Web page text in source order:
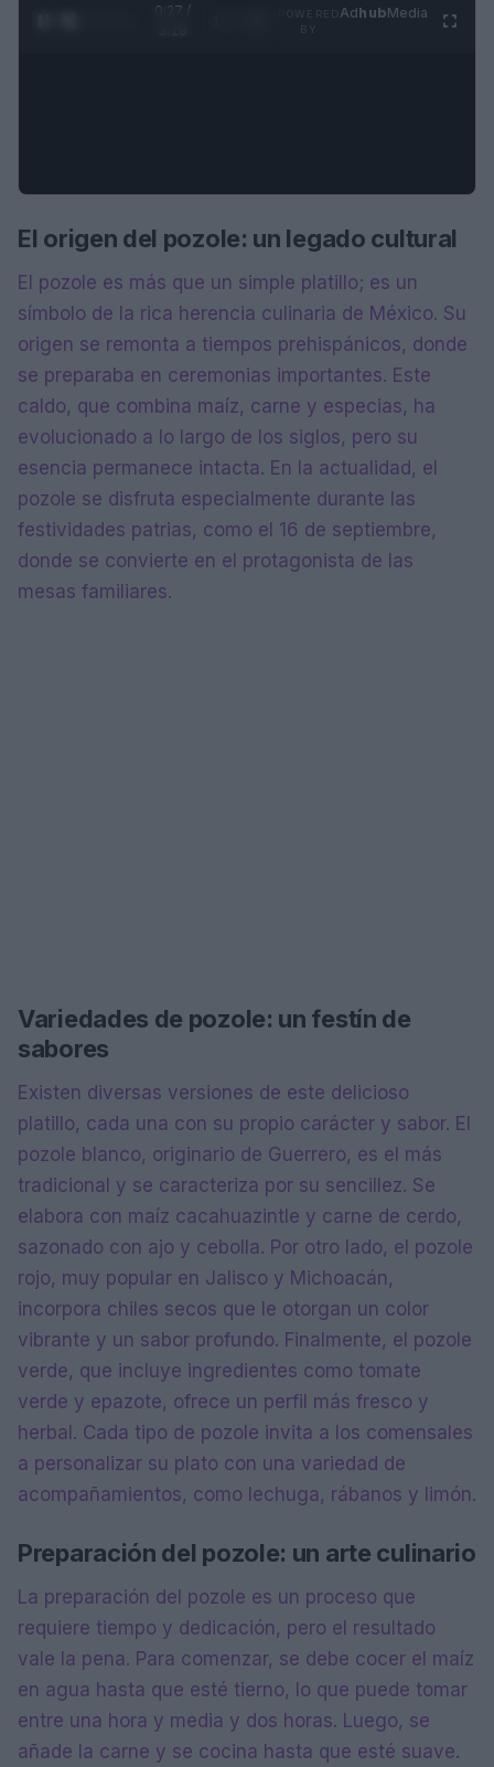
0:28 /
AdhubMedia
El origen del pozole: un legado cultural
El pozole es más que un simple platillo; es un
símbolo de la rica herencia culinaria de México. Su
origen se remonta a tiempos prehispánicos, donde
se preparaba en ceremonias importantes. Este
caldo, que combina maíz, carne y especias, ha
evolucionado a lo largo de los siglos, pero su
esencia permanece intacta. En la actualidad, el
pozole se disfruta especialmente durante las
festividades patrias, como el 16 de septiembre,
donde se convierte en el protagonista de las
mesas familiares.
Variedades de pozole: un festín de
sabores
Existen diversas versiones de este delicioso
platillo, cada una con su propio carácter y sabor. El
pozole blanco, originario de Guerrero, es el más
tradicional y se caracteriza por su sencillez. Se
elabora con maíz cacahuazintle y carne de cerdo,
sazonado con ajo y cebolla. Por otro lado, el pozole
rojo, muy popular en Jalisco y Michoacán,
incorpora chiles secos que le otorgan un color
vibrante y un sabor profundo. Finalmente, el pozole
verde, que incluye ingredientes como tomate
verde y epazote, ofrece un perfil más fresco y
herbal. Cada tipo de pozole invita a los comensales
a personalizar su plato con una variedad de
acompañamientos, como lechuga, rábanos y limón.
Preparación del pozole: un arte culinario
La preparación del pozole es un proceso que
requiere tiempo y dedicación, pero el resultado
vale la pena. Para comenzar, se debe cocer el maíz
en agua hasta que esté tierno, lo que puede tomar
entre una hora y media y dos horas. Luego, se
añade la carne y se cocina hasta que esté suave.